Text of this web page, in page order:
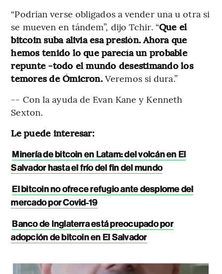
“Podrían verse obligados a vender una u otra si
se mueven en tándem”, dijo Tchir. “Que el
bitcoin suba alivia esa presión. Ahora que
hemos tenido lo que parecía un probable
repunte -todo el mundo desestimando los
temores de Ómicron.Veremos si dura.”
-- Con la ayuda de Evan Kane y Kenneth
Sexton.
Le puede interesar:
Minería de bitcoin en Latam: del volcán en El
Salvador hasta el frío del fin del mundo
El bitcoin no ofrece refugio ante desplome del
mercado por Covid-19
Banco de Inglaterra está preocupado por
adopción de bitcoin en El Salvador